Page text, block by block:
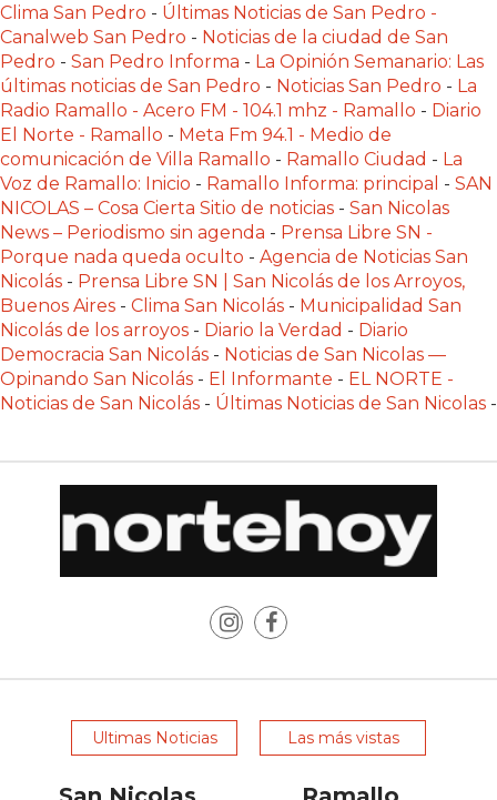
SIN
PAGAR
COMISIÓN
CREAR
TIENDA
ONLINE
SIN
COMISIÓN
POR
VENTA
POR
CADA
VEZ
GASTRONÓMICOS
ELIGEN
CHANGUITO.COM.AR
RECIBIR
Clima San Pedro - Últimas Noticias de San Pedro -
Canalweb San Pedro - Noticias de la ciudad de San
Pedro - San Pedro Informa - La Opinión Semanario: Las
últimas noticias de San Pedro - Noticias San Pedro - La
Radio Ramallo - Acero FM - 104.1 mhz - Ramallo - Diario
El Norte - Ramallo - Meta Fm 94.1 - Medio de
comunicación de Villa Ramallo - Ramallo Ciudad - La
Voz de Ramallo: Inicio - Ramallo Informa: principal - SAN
NICOLAS – Cosa Cierta Sitio de noticias - San Nicolas
News – Periodismo sin agenda - Prensa Libre SN -
Porque nada queda oculto - Agencia de Noticias San
Nicolás - Prensa Libre SN | San Nicolás de los Arroyos,
Buenos Aires - Clima San Nicolás - Municipalidad San
Nicolás de los arroyos - Diario la Verdad - Diario
Democracia San Nicolás - Noticias de San Nicolas —
Opinando San Nicolás - El Informante - EL NORTE -
Noticias de San Nicolás - Últimas Noticias de San Nicolas -
Ultimas Noticias Las más vistas